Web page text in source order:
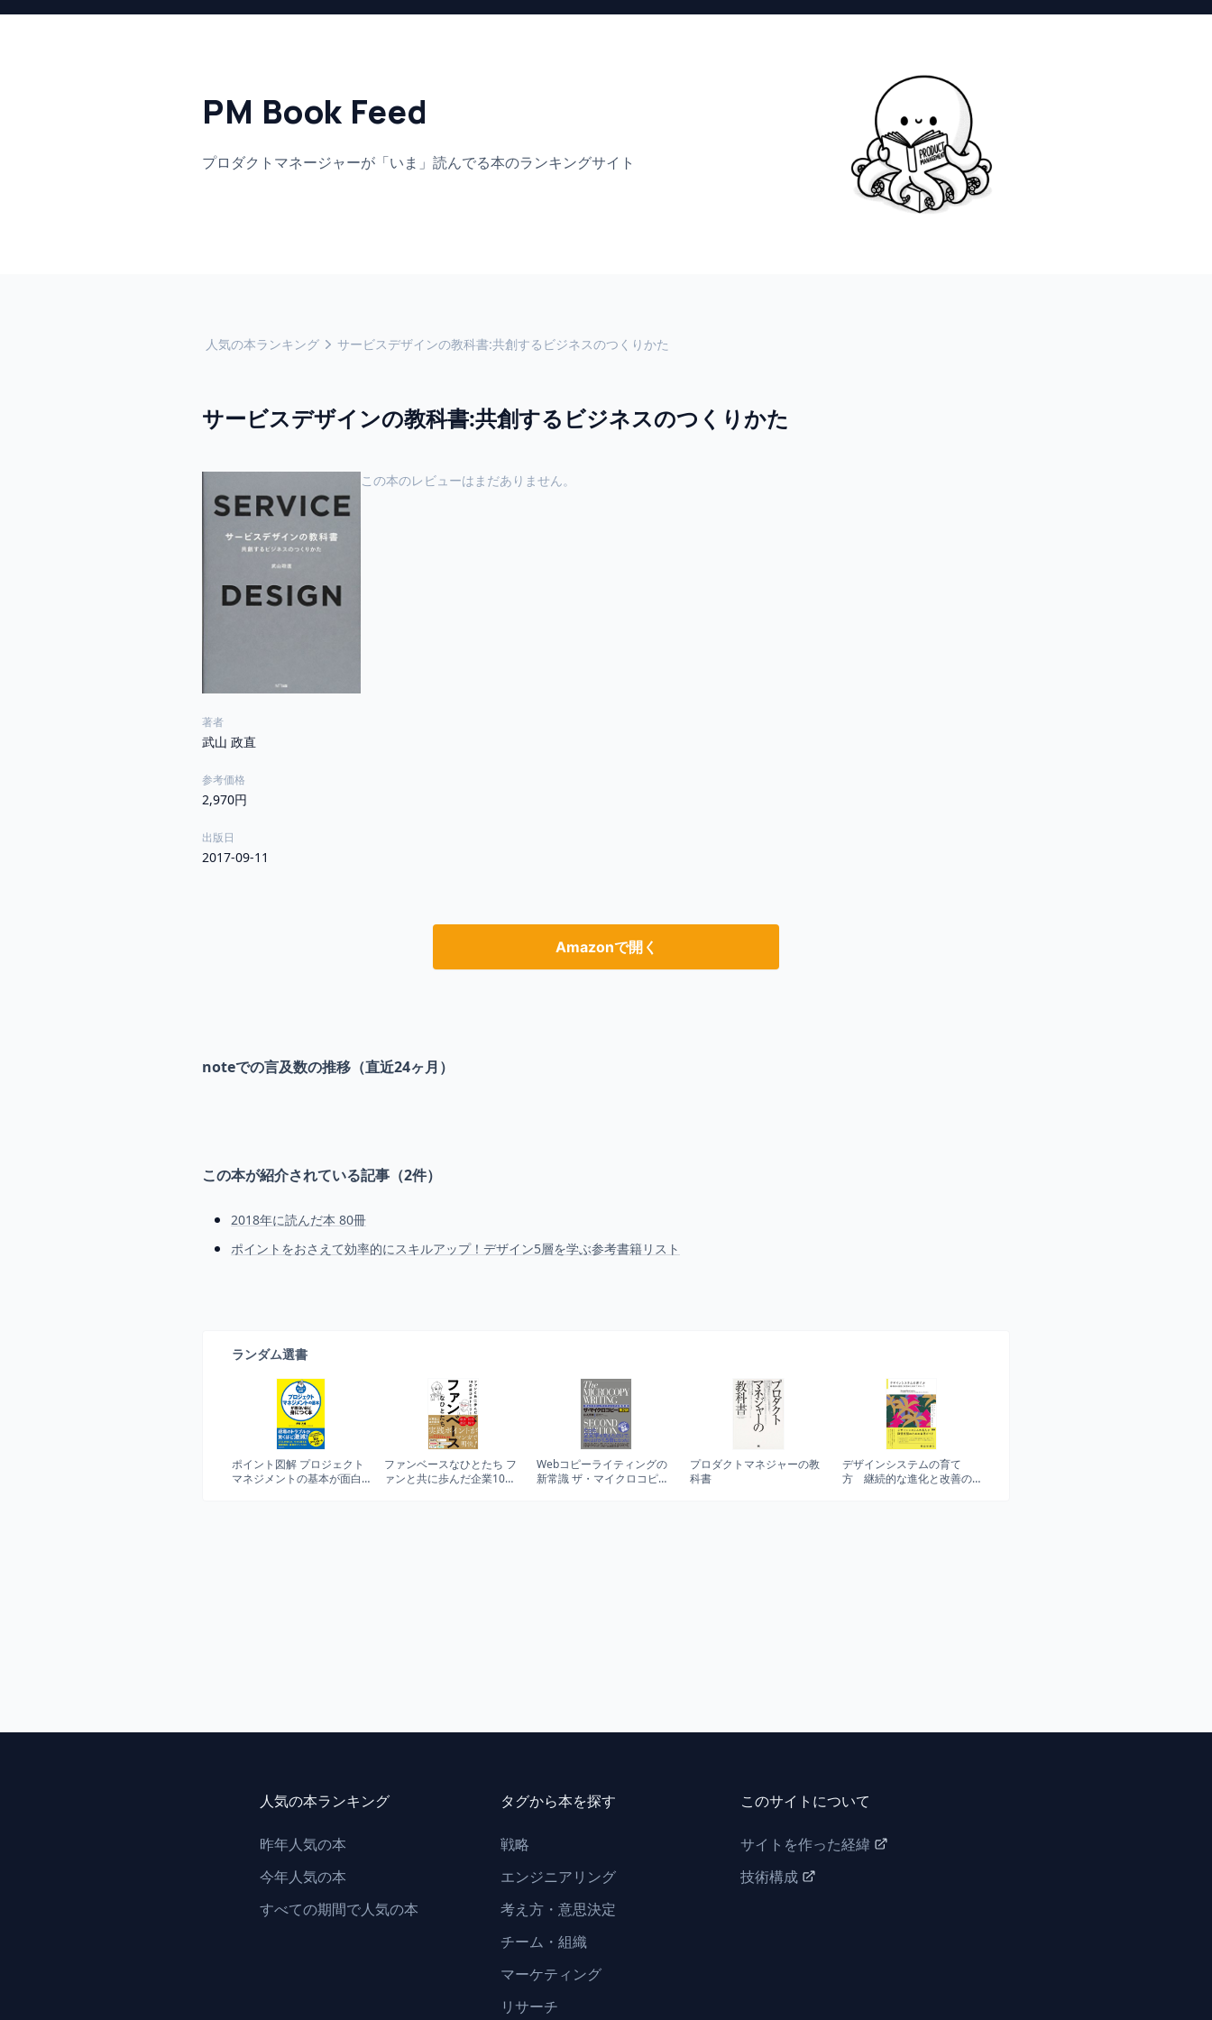
PM Book Feed
プロダクトマネージャーが「いま」 読んでる本のランキングサイト
人気の本ランキング サービスデザインの教科書:共創するビジネスのつくりかた
サービスデザインの教科書:共創するビジネスのつくりかた
著者
武山 政直
参考価格
2,970円
出版日
2017-09-11
この本のレビューはまだありません。
Amazonで開く
noteでの言及数の推移（直近24ヶ月）
この本が紹介されている記事（2件）
2018年に読んだ本 80冊
ポイントをおさえて効率的にスキルアップ！デザイン5層を学ぶ参考書籍リスト
ランダム選書
ポイント図解 プロジェクト
マネジメントの基本が面白
ファンベースなひとたち フ
ァンと共に歩んだ企業10の
Webコピーライティングの
新常識 ザ・マイクロコピー
プロダクトマネジャーの教
科書
デザインシステムの育て
方 継続的な進化と改善の
人気の本ランキング
昨年人気の本
今年人気の本
すべての期間で人気の本
タグから本を探す
戦略
エンジニアリング
考え方・意思決定
チーム・組織
マーケティング
リサーチ
このサイトについて
サイトを作った経緯
技術構成